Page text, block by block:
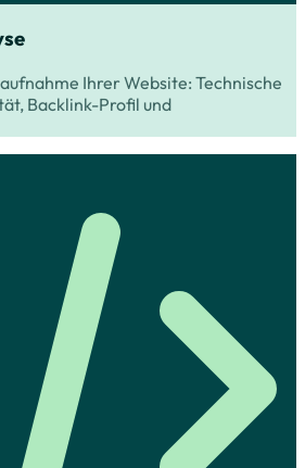
Ihrer Website: Technische
Backlink-Profil und